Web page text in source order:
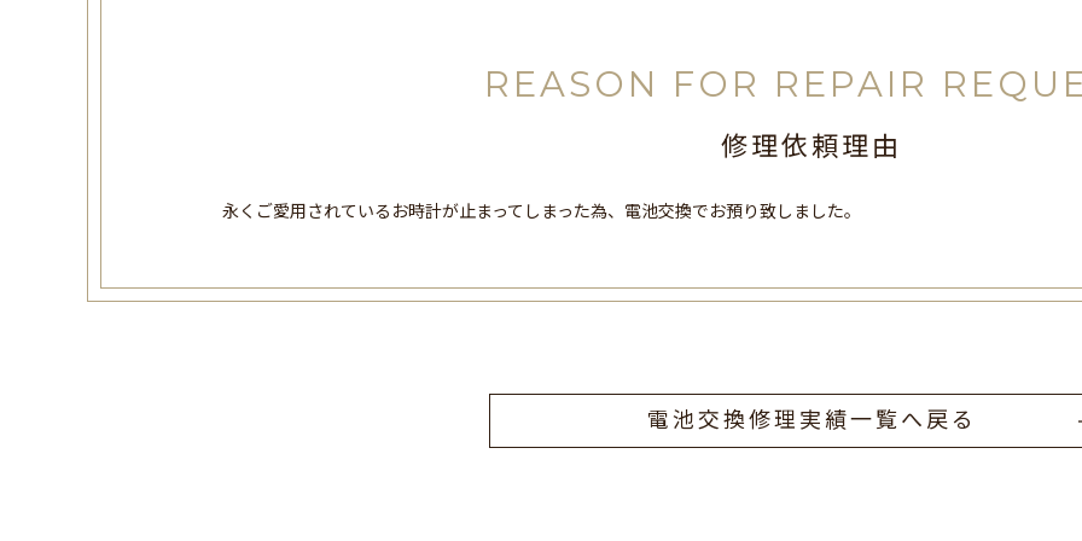
REASON FOR REPAIR
修理依頼理由
永くご愛用されているお時計が止まってしまった為、電池交換でお預り致しました。
電池交換修理実績一覧へ戻る